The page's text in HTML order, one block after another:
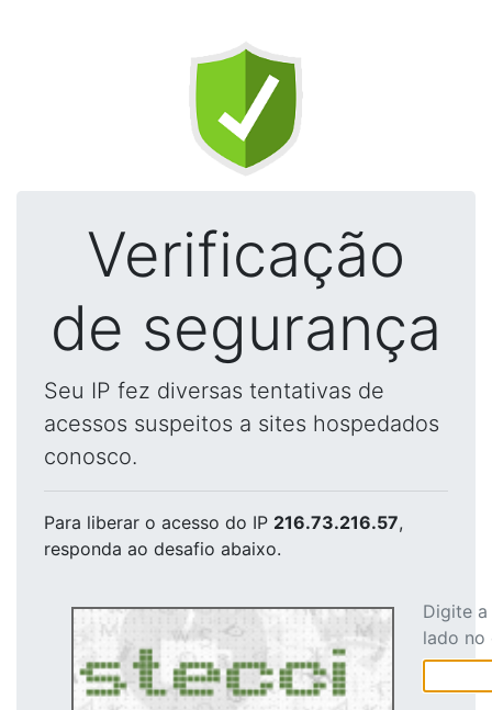
Verificação
de segurança
Seu IP fez diversas tentativas de
acessos suspeitos a sites hospedados
conosco.
Para liberar o acesso do IP 216.73.216.57,
responda ao desafio abaixo.
Digite
lado no